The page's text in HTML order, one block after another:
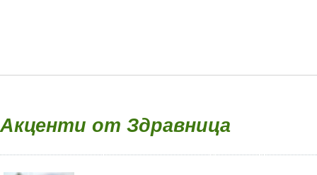
Акценти от Здравница